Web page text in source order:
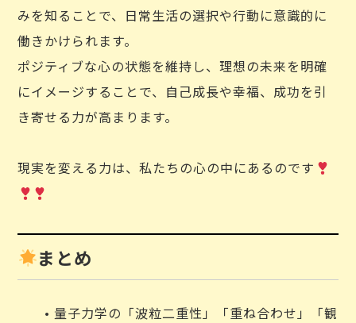
みを知ることで、日常生活の選択や行動に意識的に
働きかけられます。
ポジティブな心の状態を維持し、理想の未来を明確
にイメージすることで、自己成長や幸福、成功を引
き寄せる力が高まります。
現実を変える力は、私たちの心の中にあるのです
まとめ
• 量子力学の「波粒二重性」「重ね合わせ」「観